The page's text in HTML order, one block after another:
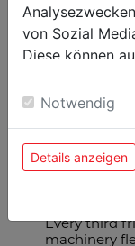
of all kinds.
below and
Every third
machinery
von Sozial
Diese können
Einwilligung zu
Notwendig
Details anzeigen